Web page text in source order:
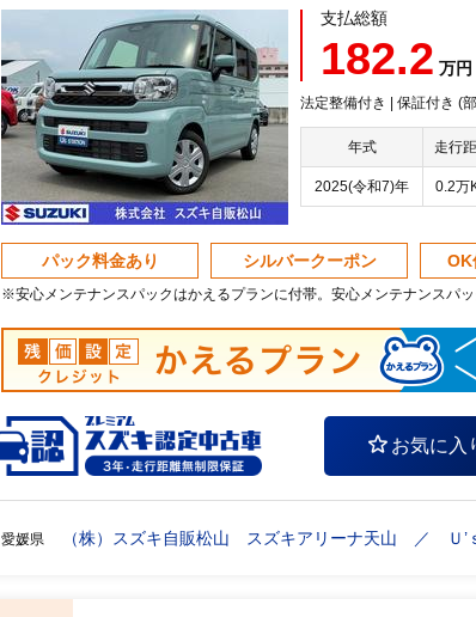
支払総額
182.2 万円
法定整備付き | 保証付き (
年式 走行
2025(令和7)年 0.2万
パック料金あり シルバークーポン OK
※安心メンテナンスパックはかえるプランに付帯。安心メンテナンスパッ
お気に入
愛媛県 （株）スズキ自販松山 スズキアリーナ天山 ／ Ｕ’